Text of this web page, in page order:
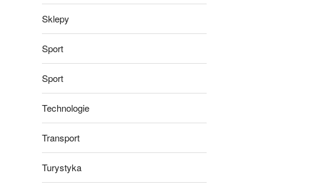
Sklepy
Sport
Sport
Technologie
Transport
Turystyka